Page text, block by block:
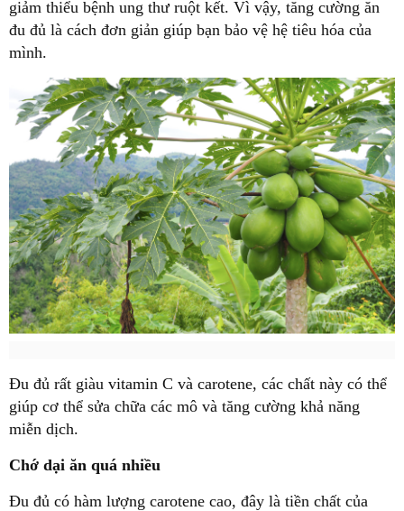
giảm thiểu bệnh ung thư ruột kết. Vì vậy, tăng cường ăn
đu đủ là cách đơn giản giúp bạn bảo vệ hệ tiêu hóa của
mình.
Đu đủ rất giàu vitamin C và carotene, các chất này có thể
giúp cơ thể sửa chữa các mô và tăng cường khả năng
miễn dịch.
Chớ dại ăn quá nhiều
Đu đủ có hàm lượng carotene cao, đây là tiền chất của